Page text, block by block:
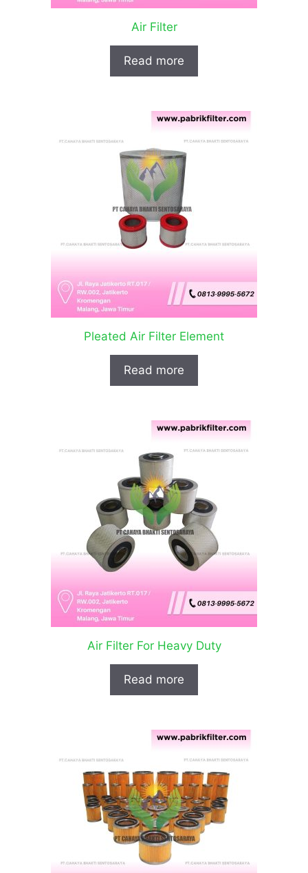
Air Filter
Read more
Pleated Air Filter Element
Read more
Air Filter For Heavy Duty
Read more